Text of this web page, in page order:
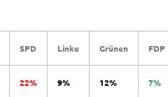
SPD Linke Grünen FDP
22% 9% 12% 7%